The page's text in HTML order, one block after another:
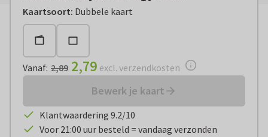
Kaartsoort: Dubbele kaart
Vanaf:€ 2,79 excl. verzendkosten
Vanaf: 2,89 2,79 excl. verzendkosten
Bewerk je kaart
Klantwaardering 9.2/10
Voor 21:00 uur besteld = vandaag verzonden